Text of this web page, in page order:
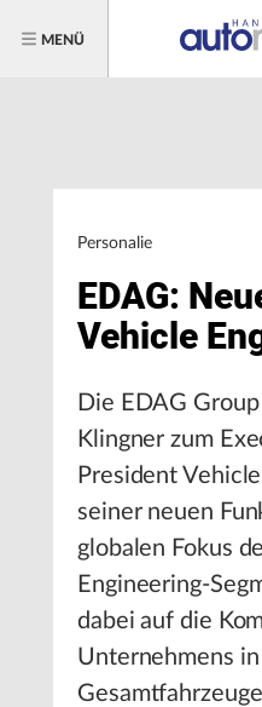
MENÜ
Personalie
EDAG:
Vehicle
Die EDAG
Klingner zum
President
seiner neuen
globalen Fokus
Engineering-
dabei auf die
Unternehmens